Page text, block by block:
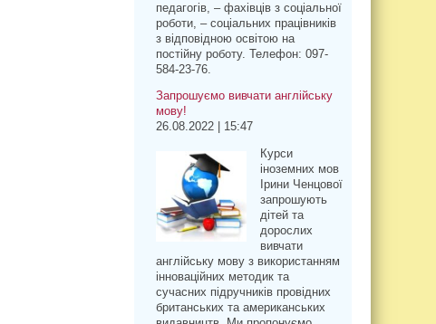
педагогів, – фахівців з соціальної
роботи, – соціальних працівників
з відповідною освітою на
постійну роботу. Телефон: 097-
584-23-76.
Запрошуємо вивчати англійську
мову!
26.08.2022 | 15:47
Курси
іноземних мов
Ірини Ченцової
запрошують
дітей та
дорослих
вивчати
англійську мову з використанням
інноваційних методик та
сучасних підручників провідних
британських та американських